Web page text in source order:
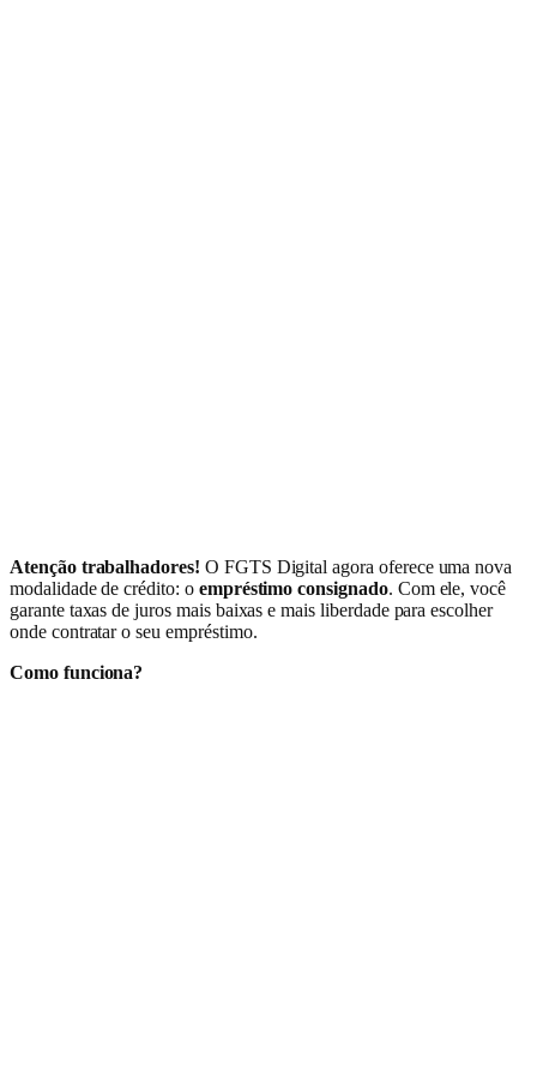
Atenção trabalhadores! O FGTS Digital agora oferece uma nova
modalidade de crédito: o empréstimo consignado. Com ele, você
garante taxas de juros mais baixas e mais liberdade para escolher
onde contratar o seu empréstimo.
Como funciona?